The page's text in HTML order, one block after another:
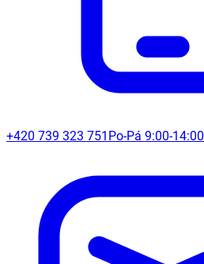
+420 739 323 751 Po-Pá 9:00-14:00